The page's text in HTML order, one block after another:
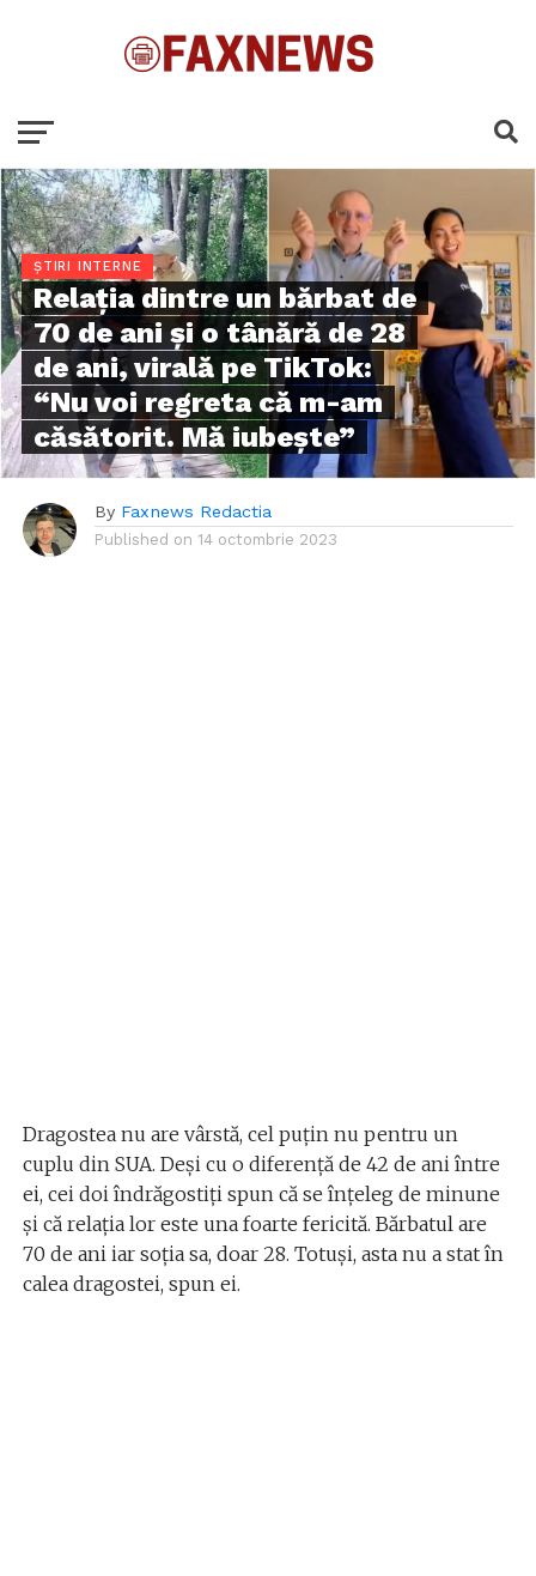
ȘTIRI INTERNE
Relația dintre un bărbat de
70 de ani și o tânără de 28
de ani, virală pe TikTok:
“Nu voi regreta că m-am
căsătorit. Mă iubește”
By Faxnews Redactia
Published on 14 octombrie 2023
Dragostea nu are vârstă, cel puțin nu pentru un
cuplu din SUA. Deși cu o diferență de 42 de ani între
ei, cei doi îndrăgostiți spun că se înțeleg de minune
și că relația lor este una foarte fericită. Bărbatul are
70 de ani iar soția sa, doar 28. Totuși, asta nu a stat în
calea dragostei, spun ei.